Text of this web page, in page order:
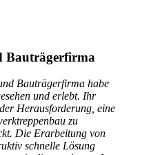
Bauträgerfirma
Bauträgerfirma habe
und erlebt. Ihr
Herausforderung, eine
zu
Die Erarbeitung von
schnelle Lösung